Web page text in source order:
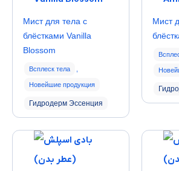
Мист для тела с
блёстками Vanilla
Blossom
Всплеск тела
Новейшие продукция
Гидродерм Эссенция
Мист